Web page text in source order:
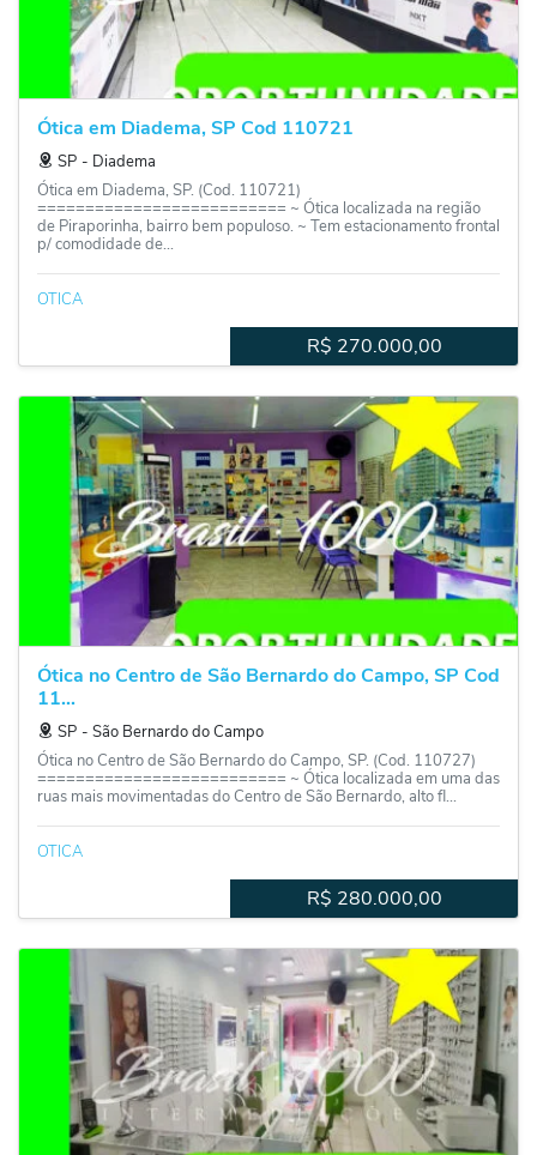
Ótica em Diadema, SP Cod 110721
SP ‐ Diadema
Ótica em Diadema, SP. (Cod. 110721)
========================== ~ Ótica localizada na região
de Piraporinha, bairro bem populoso. ~ Tem estacionamento frontal
p/ comodidade de...
OTICA
R$ 270.000,00
Ótica no Centro de São Bernardo do Campo, SP Cod
11...
SP ‐ São Bernardo do Campo
Ótica no Centro de São Bernardo do Campo, SP. (Cod. 110727)
========================== ~ Ótica localizada em uma das
ruas mais movimentadas do Centro de São Bernardo, alto fl...
OTICA
R$ 280.000,00